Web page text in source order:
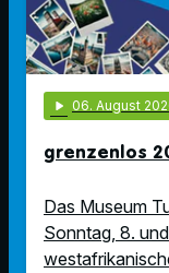
play_arrow 06. August
grenzenlos
Das Museum
Sonntag, 8.